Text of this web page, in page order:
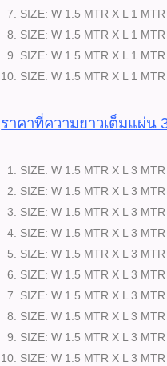
7. SIZE: W 1.5 MTR X L 1
8. SIZE: W 1.5 MTR X L 1
9. SIZE: W 1.5 MTR X L 1
10. SIZE: W 1.5 MTR X L 1
ราคาที่ความยาวเต็มแผ่
1. SIZE: W 1.5 MTR X L 3
2. SIZE: W 1.5 MTR X L 3
3. SIZE: W 1.5 MTR X L 3
4. SIZE: W 1.5 MTR X L 3
5. SIZE: W 1.5 MTR X L 3
6. SIZE: W 1.5 MTR X L 3
7. SIZE: W 1.5 MTR X L 3
8. SIZE: W 1.5 MTR X L 3
9. SIZE: W 1.5 MTR X L 3
10. SIZE: W 1.5 MTR X L 3